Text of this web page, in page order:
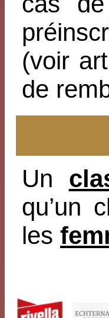
(voir
de
Un
qu’un
les